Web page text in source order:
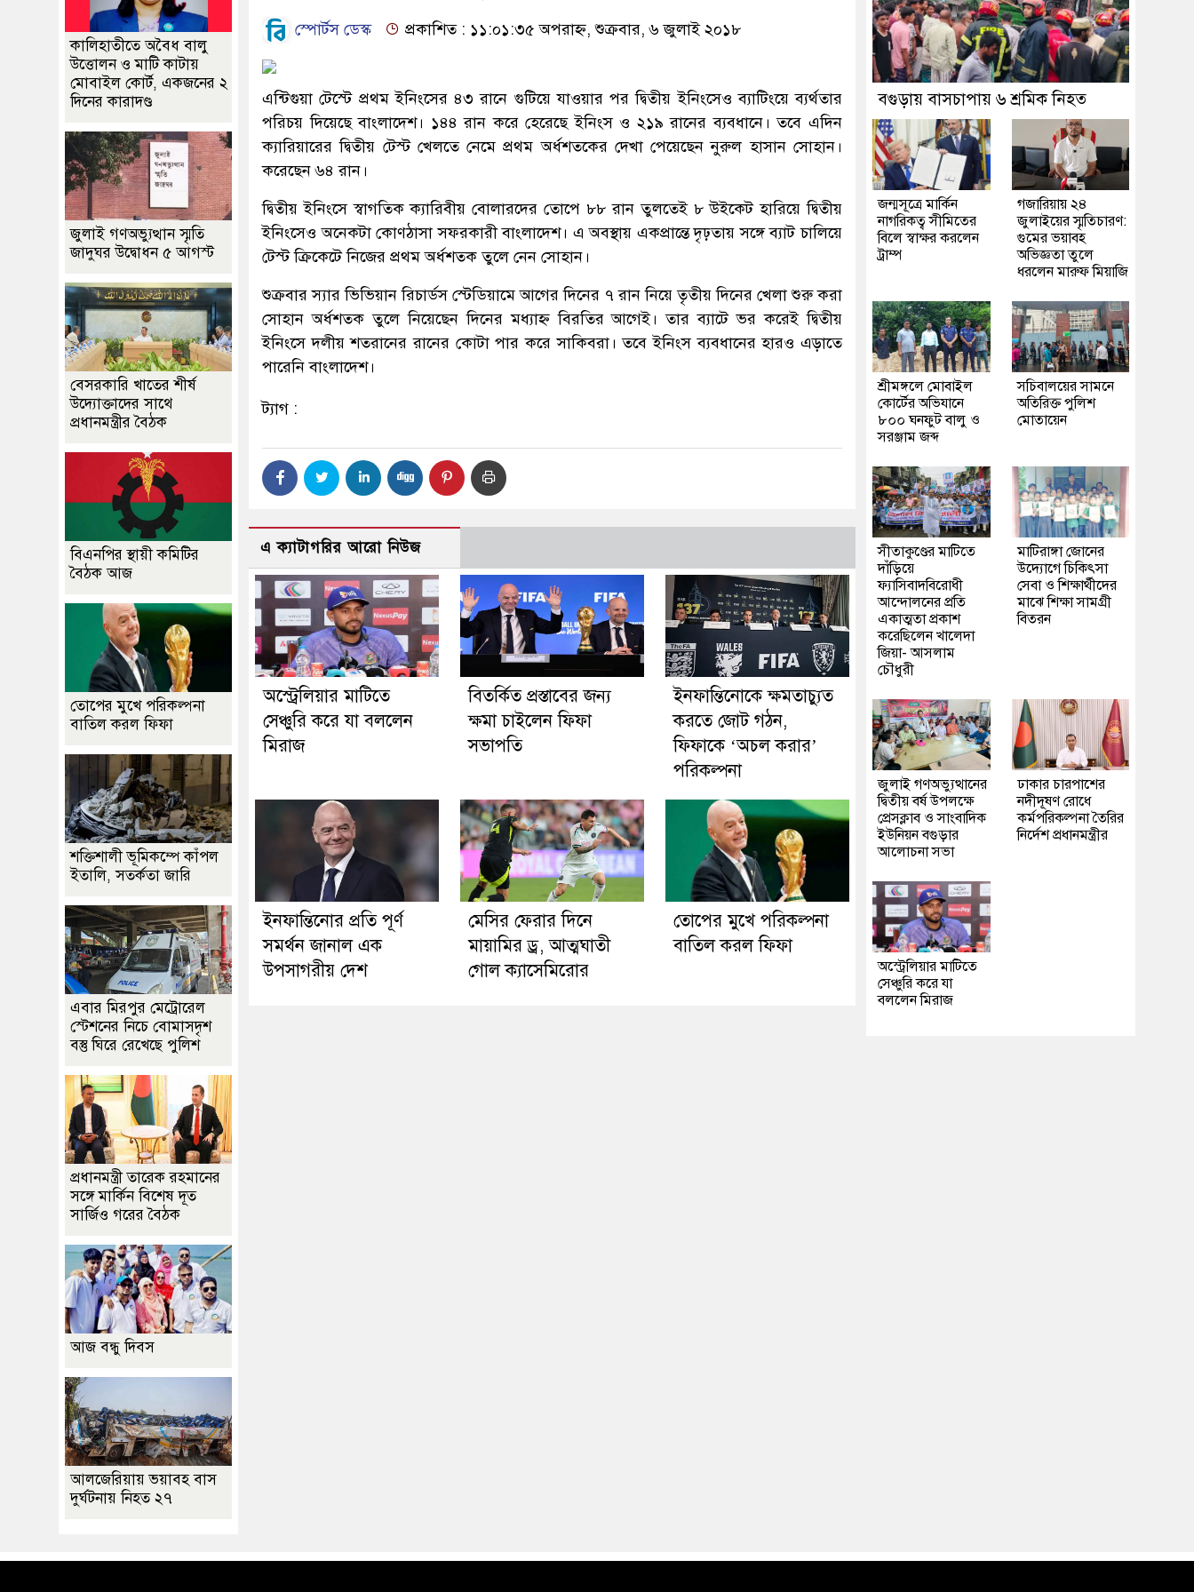
স্পোর্টস ডেস্ক প্রকাশিত : ১১:০১:৩৫ অপরাহ্ন, শুক্রবার, ৬ জুলাই ২০১৮
এন্টিগুয়া টেস্টে প্রথম ইনিংসের ৪৩ রানে গুটিয়ে যাওয়ার পর দ্বিতীয় ইনিংসেও ব্যাটিংয়ে ব্যর্থতার
পরিচয় দিয়েছে বাংলাদেশ। ১৪৪ রান করে হেরেছে ইনিংস ও ২১৯ রানের ব্যবধানে। তবে এদিন
ক্যারিয়ারের দ্বিতীয় টেস্ট খেলতে নেমে প্রথম অর্ধশতকের দেখা পেয়েছেন নুরুল হাসান সোহান।
করেছেন ৬৪ রান।
দ্বিতীয় ইনিংসে স্বাগতিক ক্যারিবীয় বোলারদের তোপে ৮৮ রান তুলতেই ৮ উইকেট হারিয়ে দ্বিতীয়
ইনিংসেও অনেকটা কোণঠাসা সফরকারী বাংলাদেশ। এ অবস্থায় একপ্রান্তে দৃঢ়তায় সঙ্গে ব্যাট চালিয়ে
টেস্ট ক্রি‌কে‌টে নিজের প্রথম অর্ধশতক তুলে নেন সোহান।
শুক্রবার স্যার ভিভিয়ান রিচার্ডস স্টেডিয়ামে আগের দিনের ৭ রান নিয়ে তৃতীয় দিনের খেলা শুরু করা
সোহান অর্ধশতক তুলে নিয়েছেন দিনের মধ্যাহ্ন বিরতির আগেই। তার ব্যাটে ভর করেই দ্বিতীয়
ইনিংসে দলীয় শতরানের রানের কোটা পার করে সাকিবরা। তবে ইনিংস ব্যবধানের হারও এড়াতে
পারেনি বাংলাদেশ।
ট্যাগ :
এ ক্যাটাগরির আরো নিউজ
অস্ট্রেলিয়ার মাটিতে
সেঞ্চুরি করে যা বললেন
মিরাজ
বিতর্কিত প্রস্তাবের জন্য
ক্ষমা চাইলেন ফিফা
সভাপতি
ইনফান্তিনোকে ক্ষমতাচ্যুত
করতে জোট গঠন,
ফিফাকে ‘অচল করার’
পরিকল্পনা
ইনফান্তিনোর প্রতি পূর্ণ
সমর্থন জানাল এক
উপসাগরীয় দেশ
মেসির ফেরার দিনে
মায়ামির ড্র, আত্মঘাতী
গোল ক্যাসেমিরোর
তোপের মুখে পরিকল্পনা
বাতিল করল ফিফা
কালিহাতীতে অবৈধ বালু
উত্তোলন ও মাটি কাটায়
মোবাইল কোর্ট, একজনের ২
দিনের কারাদণ্ড
জুলাই গণঅভ্যুত্থান স্মৃতি
জাদুঘর উদ্বোধন ৫ আগস্ট
বেসরকারি খাতের শীর্ষ
উদ্যোক্তাদের সাথে
প্রধানমন্ত্রীর বৈঠক
বিএনপির স্থায়ী কমিটির
বৈঠক আজ
তোপের মুখে পরিকল্পনা
বাতিল করল ফিফা
শক্তিশালী ভূমিকম্পে কাঁপল
ইতালি, সতর্কতা জারি
এবার মিরপুর মেট্রোরেল
স্টেশনের নিচে বোমাসদৃশ
বস্তু ঘিরে রেখেছে পুলিশ
প্রধানমন্ত্রী তারেক রহমানের
সঙ্গে মার্কিন বিশেষ দূত
সার্জিও গরের বৈঠক
আজ বন্ধু দিবস
আলজেরিয়ায় ভয়াবহ বাস
দুর্ঘটনায় নিহত ২৭
বগুড়ায় বাসচাপায় ৬ শ্রমিক নিহত
জন্মসূত্রে মার্কিন
নাগরিকত্ব সীমিতের
বিলে স্বাক্ষর করলেন
ট্রাম্প
গজারিয়ায় ২৪
জুলাইয়ের স্মৃতিচারণ:
গুমের ভয়াবহ
অভিজ্ঞতা তুলে
ধরলেন মারুফ মিয়াজি
শ্রীমঙ্গলে মোবাইল
কোর্টের অভিযানে
৮০০ ঘনফুট বালু ও
সরঞ্জাম জব্দ
সচিবালয়ের সামনে
অতিরিক্ত পুলিশ
মোতায়েন
সীতাকুণ্ডের মাটিতে
দাঁড়িয়ে
ফ্যাসিবাদবিরোধী
আন্দোলনের প্রতি
একাত্মতা প্রকাশ
করেছিলেন খালেদা
জিয়া- আসলাম
চৌধুরী
মাটিরাঙ্গা জোনের
উদ্যোগে চিকিৎসা
সেবা ও শিক্ষার্থীদের
মাঝে শিক্ষা সামগ্রী
বিতরন
জুলাই গণঅভ্যুত্থানের
দ্বিতীয় বর্ষ উপলক্ষে
প্রেসক্লাব ও সাংবাদিক
ইউনিয়ন বগুড়ার
আলোচনা সভা
ঢাকার চারপাশের
নদীদূষণ রোধে
কর্মপরিকল্পনা তৈরির
নির্দেশ প্রধানমন্ত্রীর
অস্ট্রেলিয়ার মাটিতে
সেঞ্চুরি করে যা
বললেন মিরাজ